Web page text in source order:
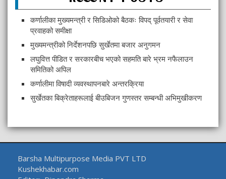
कर्णालीका मुख्यमन्त्री र सिडिओको बैठकः विपद् पूर्वतयारी र सेवा
प्रवाहको समीक्षा
मुख्यमन्त्रीको निर्देशनपछि सुर्खेतमा बजार अनुगमन
लघुवित्त पीडित र सरकारबीच भएको सहमति बारे भ्रम नफैलाउन
समितिको अपिल
कर्णालीमा विषादी व्यवस्थापनबारे अन्तरक्रिया
सुर्खेतका बिक्रेताहरूलाई बीउबिजन गुणस्तर सम्बन्धी अभिमुखीकरण
Barsha Multipurpose Media PVT LTD
Kushekhabar.com